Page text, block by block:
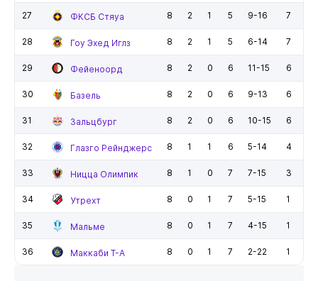
27 ФКСБ Стяуа 8 2 1 5 9-16 7
28 Гоу Эхед Иглз 8 2 1 5 6-14 7
29 Фейеноорд 8 2 0 6 11-15 6
30 Базель 8 2 0 6 9-13 6
31 Зальцбург 8 2 0 6 10-15 6
32 Глазго Рейнджерс 8 1 1 6 5-14 4
33 Ницца Олимпик 8 1 0 7 7-15 3
34 Утрехт 8 0 1 7 5-15 1
35 Мальме 8 0 1 7 4-15 1
36 Маккаби Т-А 8 0 1 7 2-22 1